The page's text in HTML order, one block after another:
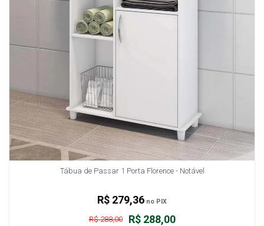
Tábua de Passar 1 Porta Florence - Notável
R$ 288,00
R$ 288,00
R$ 279,36 no PIX